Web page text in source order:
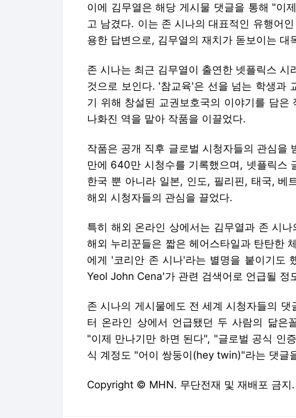
이에 김무열은 해당 게시물 댓글을 통해 "
고 남겼다. 이는 존 시나의 대표적인 유행어
용한 답변으로, 김무열의 재치가 돋보이는 대
존 시나는 최근 김무열이 출연한 넷플릭스
것으로 보인다. '참교육'은 선을 넘는 학생과
기 위해 창설된 교권보호국의 이야기를 담
나화진 역을 맡아 작품을 이끌었다.
작품은 공개 직후 글로벌 시청자들의 관심을
만에 640만 시청수를 기록했으며, 넷플릭스
한국 뿐 아니라 일본, 인도, 필리핀, 태국, 베
해외 시청자들의 관심을 끌었다.
특히 해외 온라인 상에서는 김무열과 존 시
해외 누리꾼들은 짧은 헤어스타일과 탄탄한
에게 '코리안 존 시나'라는 별명을 붙이기도
Yeol John Cena'가 관련 검색어로 언급될 정
존 시나의 게시물에도 전 세계 시청자들의
터 온라인 상에서 언급됐던 두 사람의 닮은
"이제 만나기만 하면 된다", "글로벌 공식 인
식 계정도 "어이 쌍둥이(hey twin)"라는 댓글
Copyright © MHN. 무단전재 및 재배포 금지.